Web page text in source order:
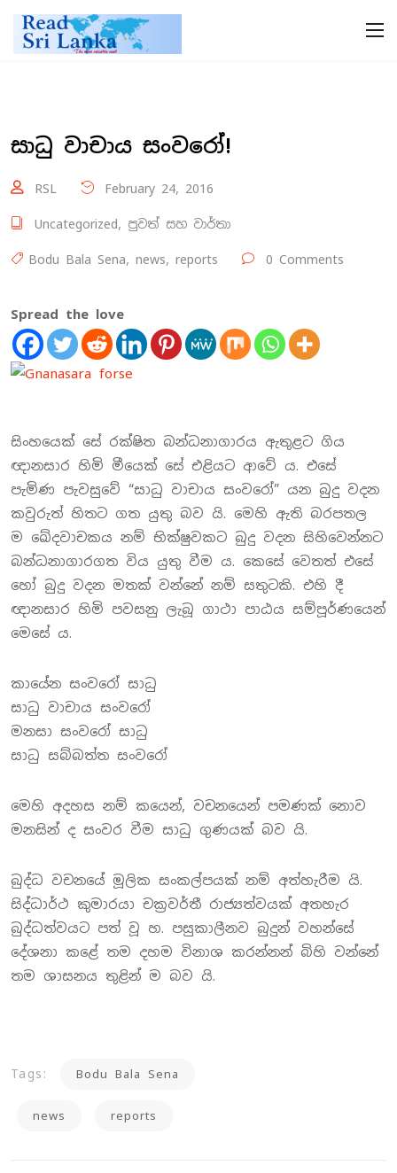
සාධු වාචාය සංවරෝ!
RSL February 24, 2016
Uncategorized, පුවත් සහ වාර්තා
Bodu Bala Sena, news, reports 0 Comments
Spread the love
සිංහයෙක් සේ රක්ෂිත බන්ධනාගාරය ඇතුළට ගිය
ඥානසාර හිමි මීයෙක් සේ එළියට ආවේ ය. එසේ
පැමිණ පැවසුවේ “සාධු වාචාය සංවරෝ” යන බුදු වදන
කවුරුත් හිතට ගත යුතු බව යි. මෙහි ඇති බරපතල
ම ඛේදවාචකය නම් භික්ෂුවකට බුදු වදන සිහිවෙන්නට
බන්ධනාගාරගත විය යුතු වීම ය. කෙසේ වෙතත් එසේ
හෝ බුදු වදන මතක් වන්නේ නම් සතුටකි. එහි දී
ඥානසාර හිමි පවසනු ලැබූ ගාථා පාඨය සම්පූර්ණයෙන්
මෙසේ ය.
කායේන සංවරෝ සාධු
සාධු වාචාය සංවරෝ
මනසා සංවරෝ සාධු
සාධු සබ්බත්ත සංවරෝ
මෙහි අදහස නම් කයෙන්, වචනයෙන් පමණක් නොව
මනසින් ද සංවර වීම සාධු ගුණයක් බව යි.
බුද්ධ වචනයේ මූලික සංකල්පයක් නම් අත්හැරීම යි.
සිද්ධාර්ථ කුමාරයා චක්‍රවර්තී රාජ්‍යත්වයක් අතහැර
බුද්ධත්වයට පත් වූ හ. පසුකාලීනව බුදුන් වහන්සේ
දේශනා කළේ තම දහම විනාශ කරන්නන් බිහි වන්නේ
තම ශාසනය තුළින් ම බව යි.
Tags: Bodu Bala Sena
news reports